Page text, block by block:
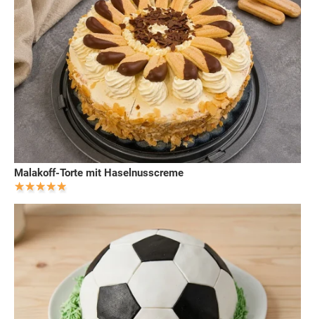
Malakoff-Torte mit Haselnusscreme